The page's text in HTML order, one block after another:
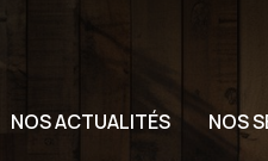
NOS ACTUALITÉS NOS